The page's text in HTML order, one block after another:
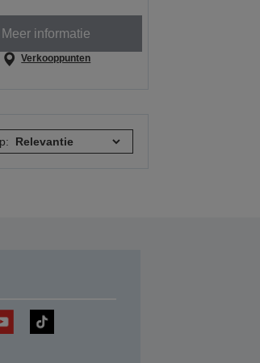
Meer informatie
Verkooppunten